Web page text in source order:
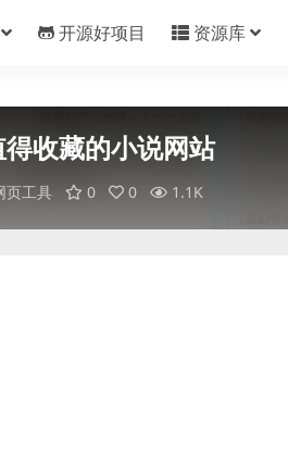
开源好项目 资源库
收藏的小说网站
页工具 0 0 1.1K